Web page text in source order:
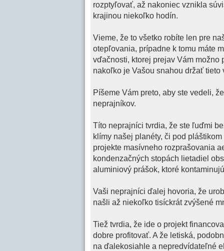
rozptyľovať, až nakoniec vznikla
krajinou niekoľko hodín.
Vieme, že to všetko robíte len pre
otepľovania, prípadne k tomu máte
vďačnosti, ktorej prejav Vám možno
nakoľko je Vašou snahou držať tieto
Píšeme Vám preto, aby ste vedeli,
neprajníkov.
Títo neprajníci tvrdia, že ste ľuďmi
klímy našej planéty, či pod
projekte masívneho rozprašovania
kondenzačných stopách lietadiel
aluminiový prášok, ktoré
Vaši neprajníci ďalej hovoria, že
našli až niekoľko tisíckrát zvýšené
Tiež tvrdia, že ide o projekt
dobre profitovať. A že letiská,
na ďalekosiahle a nepredvídateľné